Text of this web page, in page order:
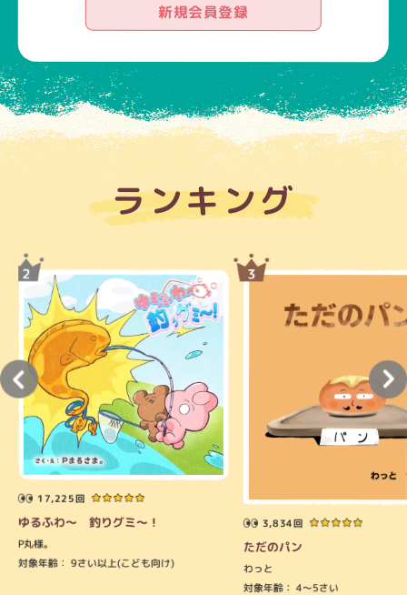
新規会員登録
ランキング
17,225回
ゆるふわ～ 釣りグミ～！
P丸様。
対象年齢： 9さい以上(こども向け)
3,834回
ただのパン
わっと
対象年齢：4～5さい